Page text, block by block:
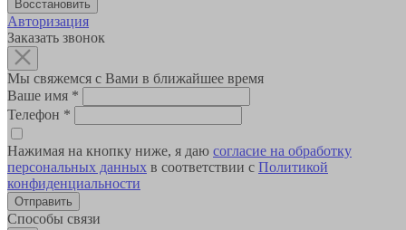
Авторизация
Заказать звонок
Мы свяжемся с Вами в ближайшее время
Ваше имя *
Телефон *
Нажимая на кнопку ниже, я даю согласие на обработку
персональных данных в соответствии с Политикой
конфиденциальности
Способы связи